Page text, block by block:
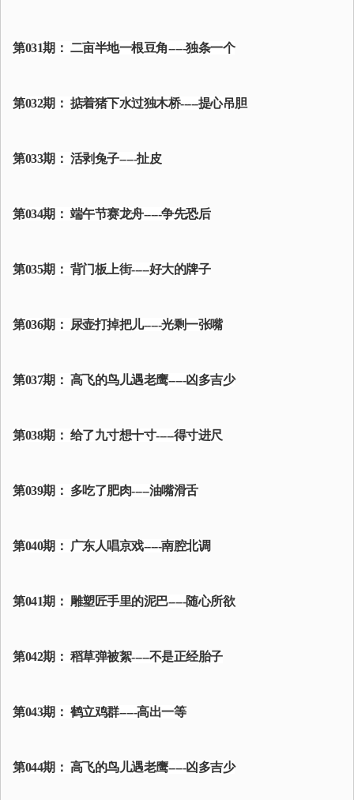
第031期： 二亩半地一根豆角-----独条一个
第032期： 掂着猪下水过独木桥-----提心吊胆
第033期： 活剥兔子-----扯皮
第034期： 端午节赛龙舟-----争先恐后
第035期： 背门板上街-----好大的牌子
第036期： 尿壶打掉把儿-----光剩一张嘴
第037期： 高飞的鸟儿遇老鹰-----凶多吉少
第038期： 给了九寸想十寸-----得寸进尺
第039期： 多吃了肥肉-----油嘴滑舌
第040期： 广东人唱京戏-----南腔北调
第041期： 雕塑匠手里的泥巴-----随心所欲
第042期： 稻草弹被絮-----不是正经胎子
第043期： 鹤立鸡群-----高出一等
第044期： 高飞的鸟儿遇老鹰-----凶多吉少